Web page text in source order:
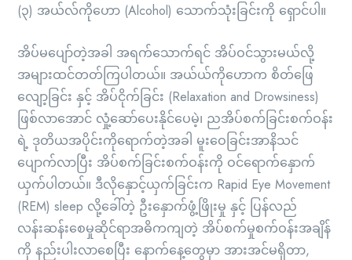
(၃) အယ်လ်ကိုဟော (Alcohol) သောက်သုံးခြင်းကို ရှောင်ပါ။
အိပ်မပျော်တဲ့အခါ အရက်သောက်ရင် အိပ်ဝင်သွားမယ်လို့
အများထင်တတ်ကြပါတယ်။ အယ်ယ်ကိုဟောက စိတ်ဖြေ
လျော့ခြင်း နှင့် အိပ်ငိုက်ခြင်း (Relaxation and Drowsiness)
ဖြစ်လာအောင် လှုံ့ဆော်ပေးနိုင်ပေမဲ့၊ ညအိပ်စက်ခြင်းစက်ဝန်း
ရဲ့ ဒုတိယအပိုင်းကိုရောက်တဲ့အခါ မူးဝေခြင်းအာနိသင်
ပျောက်လာပြီး အိပ်စက်ခြင်းစက်ဝန်းကို ဝင်ရောက်နှောက်
ယှက်ပါတယ်။ ဒီလိုနှောင့်ယှက်ခြင်းက Rapid Eye Movement
(REM) sleep လို့ခေါ်တဲ့ ဦးနှောက်ဖွံ့ဖြိုးမှု နှင့် ပြန်လည်
လန်းဆန်းစေမှုဆိုင်ရာအဓိကကျတဲ့ အိပ်စက်မှုစက်ဝန်းအချိန်
ကို နည်းပါးလာစေပြီး နောက်နေ့တွေမှာ အားအင်မရှိတာ,